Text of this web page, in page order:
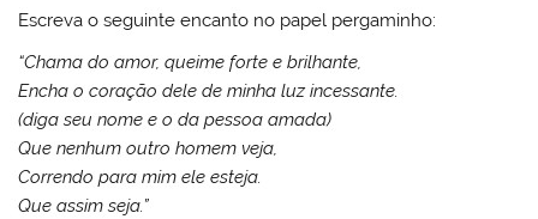
Escreva o seguinte encanto no papel pergaminho:
“Chama do amor, queime forte e brilhante,
Encha o coração dele de minha luz incessante.
(diga seu nome e o da pessoa amada)
Que nenhum outro homem veja,
Correndo para mim ele esteja.
Que assim seja.”